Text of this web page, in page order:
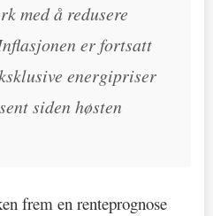
med å redusere
er fortsatt
energipriser
siden høsten
frem en renteprognose